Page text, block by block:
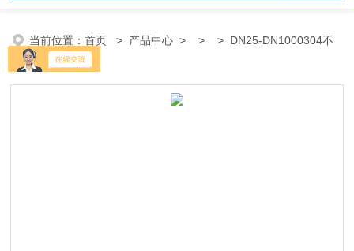
当前位置：首页 > 产品中心 > > > DN25-DN1000304不
锈钢翻边环